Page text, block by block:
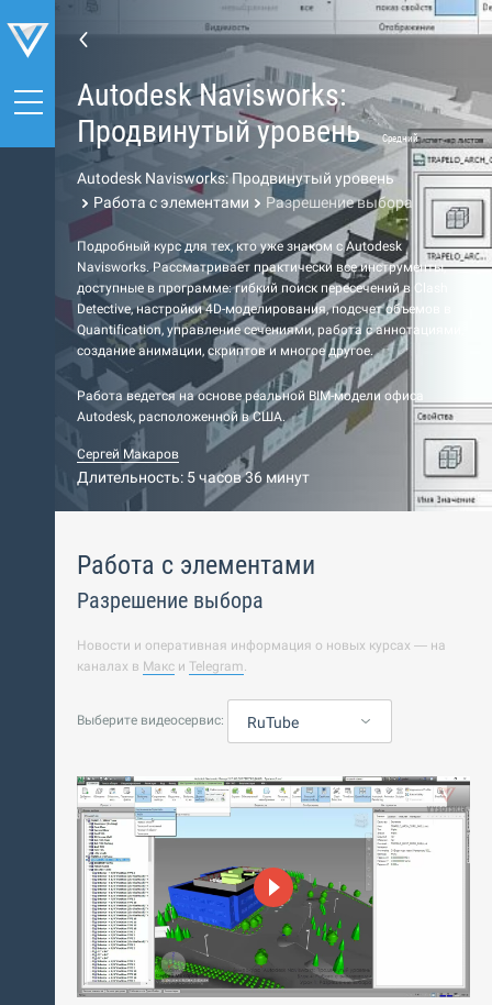
Autodesk Navisworks:
Продвинутый уровень
Средний
Autodesk Navisworks: Продвинутый уровень
Работа с элементами
Разрешение выбора
Подробный курс для тех, кто уже знаком с Autodesk
Navisworks. Рассматривает практически все инструменты,
доступные в программе: гибкий поиск пересечений в Clash
Detective, настройки 4D-моделирования, подсчет объемов в
Quantification, управление сечениями, работа с аннотациями,
создание анимации, скриптов и многое другое.
Работа ведется на основе реальной BIM-модели офиса
Autodesk, расположенной в США.
Сергей Макаров
Длительность: 5 часов 36 минут
Работа с элементами
Разрешение выбора
Новости и оперативная информация о новых курсах — на
каналах в Макс и Telegram.
Выберите видеосервис: RuTube